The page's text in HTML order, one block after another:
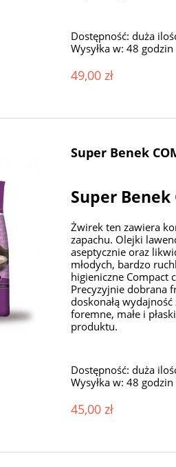
Dostępność: duża
Wysyłka w: 48 godzin
49,00 zł
Super Benek
Super Benek
Żwirek ten zawiera
zapachu. Olejki
aseptycznie oraz
młodych, bardzo
higieniczne Compact
Precyzyjnie dobrana
doskonałą
foremne, małe i
produktu.
Dostępność: duża
Wysyłka w: 48 godzin
45,00 zł